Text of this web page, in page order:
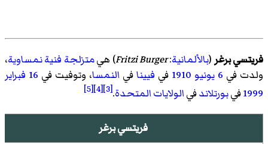
فريتسي برغر(بالألمانية:
Fritzi Burger)‏ هيمتزلجة فنيةنمساوية،
ولدت في 6 يونيو 1910 في فيينافي النمسا، وتوفيت في 16 فبراير
1999فيبورتلاندفيالولايات المتحدة.
[3]
[4]
[5]
فريتسي برغر